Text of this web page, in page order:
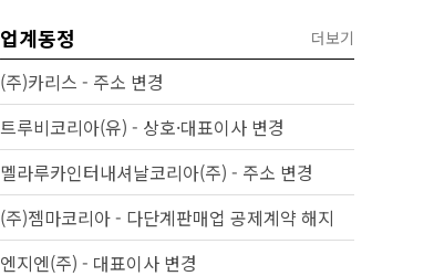
업계동정 더보기
(주)카리스 - 주소 변경
트루비코리아(유) - 상호·대표이사 변경
멜라루카인터내셔날코리아(주) - 주소 변경
(주)젬마코리아 - 다단계판매업 공제계약 해지
엔지엔(주) - 대표이사 변경